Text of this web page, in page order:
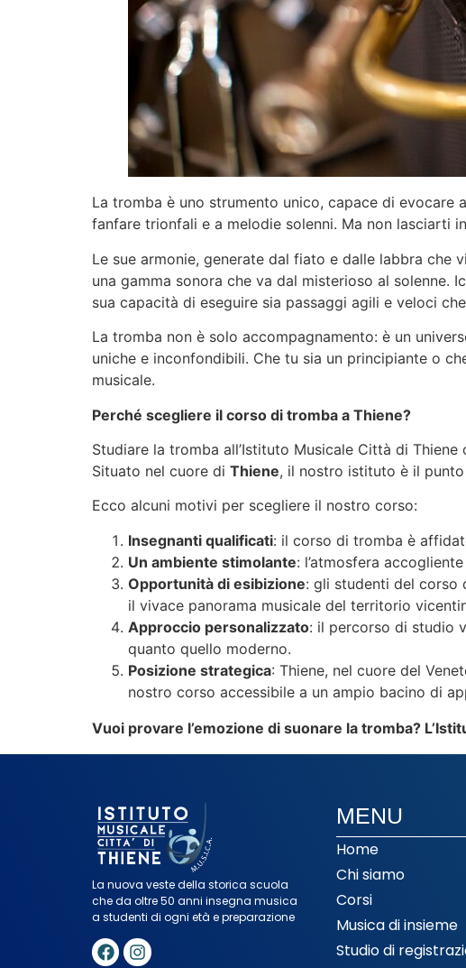
La tromba è uno strumento unico, capace di
fanfare trionfali e a melodie solenni. Ma non lasciarti
Le sue armonie, generate dal fiato e dalle labbra
una gamma sonora che va dal misterioso al solenne.
sua capacità di eseguire sia passaggi agili e veloci
La tromba non è solo accompagnamento: è un
uniche e inconfondibili. Che tu sia un principiante o
musicale.
Perché scegliere il corso di tromba a Thiene?
Studiare la tromba all’Istituto Musicale Città di
Situato nel cuore di Thiene, il nostro istituto è il
Ecco alcuni motivi per scegliere il nostro corso:
Insegnanti qualificati: il corso di tromba è
Un ambiente stimolante: l’atmosfera
Opportunità di esibizione: gli studenti del corso
il vivace panorama musicale del territorio
Approccio personalizzato: il percorso di studio
quanto quello moderno.
Posizione strategica: Thiene, nel cuore del
nostro corso accessibile a un ampio bacino di
Vuoi provare l’emozione di suonare la tromba?
La nuova veste della storica scuola
che da oltre 50 anni insegna musica
a studenti di ogni età e preparazione
MENU
Home
Chi siamo
Corsi
Musica di insieme
Studio di